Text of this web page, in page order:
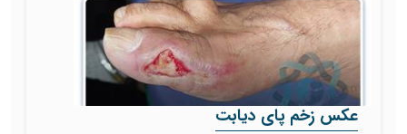
عکس زخم پای دیابت